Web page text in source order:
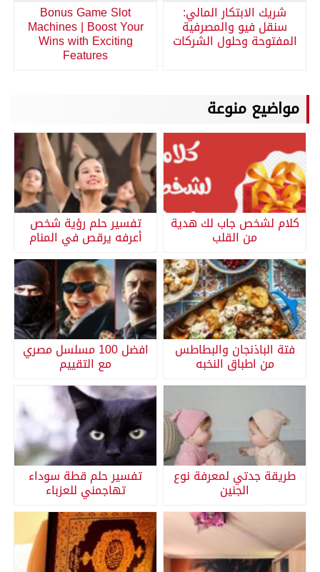
شريك الابتكار المالي:
سنقل فيو والمصرفية
المفتوحة وحلول الشركات
Bonus Game Slot
Machines | Boost Your
Wins with Exciting
Features
مواضيع منوعة
كلام لشخص جاب لك هدية
من القلب
تفسير حلم رؤية شخص
أعرفه يرقص في المنام
فتة الباذنجان والبطاطس
من اطباق النخبه
افضل 100 مسلسل مصري
مع التقييم
طريقة جدتي لمعرفة نوع
الجنين
تفسير حلم قطة سوداء
تهاجمني للعزباء